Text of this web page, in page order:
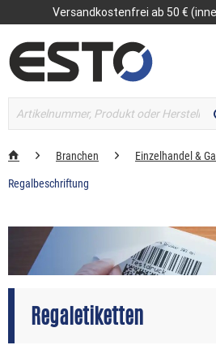
Versandkostenfrei ab 50 €
Branchen Einzelhandel &
Regalbeschriftung
Regaletiketten